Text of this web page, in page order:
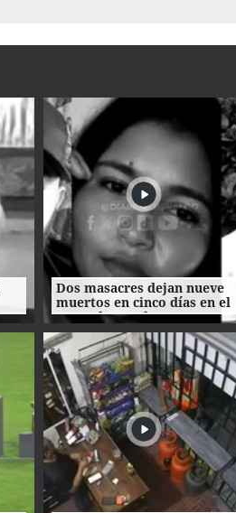
Dos masacres dejan nueve
muertos en cinco días en el
norte de Honduras